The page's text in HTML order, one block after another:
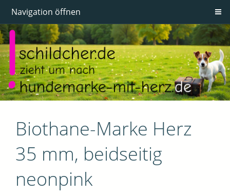
Navigation öffnen
Biothane-Marke Herz
35 mm, beidseitig
neonpink